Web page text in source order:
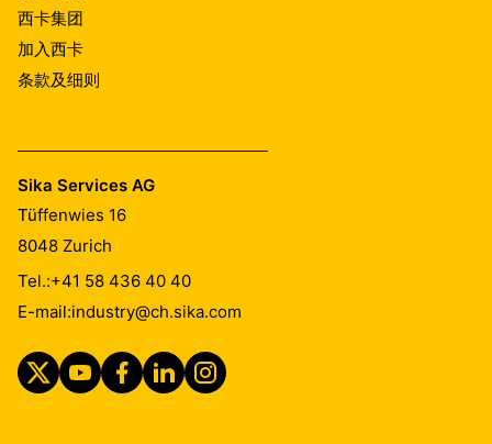
西卡集团
加入西卡
条款及细则
Sika Services AG
Tüffenwies 16
8048 Zurich
Tel.:+41 58 436 40 40
E-mail:industry@ch.sika.com